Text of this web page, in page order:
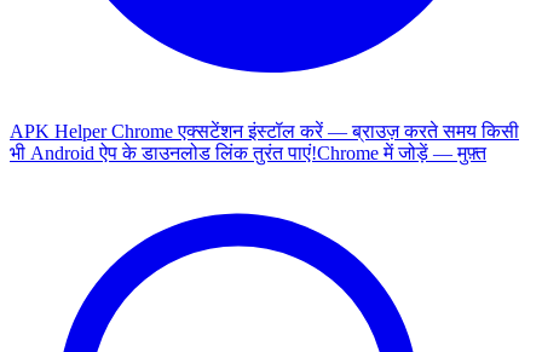
APK Helper Chrome एक्सटेंशन इंस्टॉल करें — ब्राउज़ करते समय किसी
भी Android ऐप के डाउनलोड लिंक तुरंत पाएं!Chrome में जोड़ें — मुफ़्त